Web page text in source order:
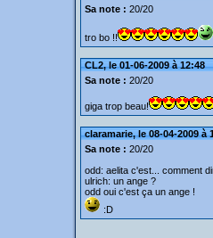
Sa note : 20/20
tro bo !!
CL2, le 01-06-2009 à 12:48
Sa note : 20/20
giga trop beau!
claramarie, le 08-04-2009 à
Sa note : 20/20
odd: aelita c'est... comment
ulrich: un ange ?
odd oui c'est ça un ange !
:D